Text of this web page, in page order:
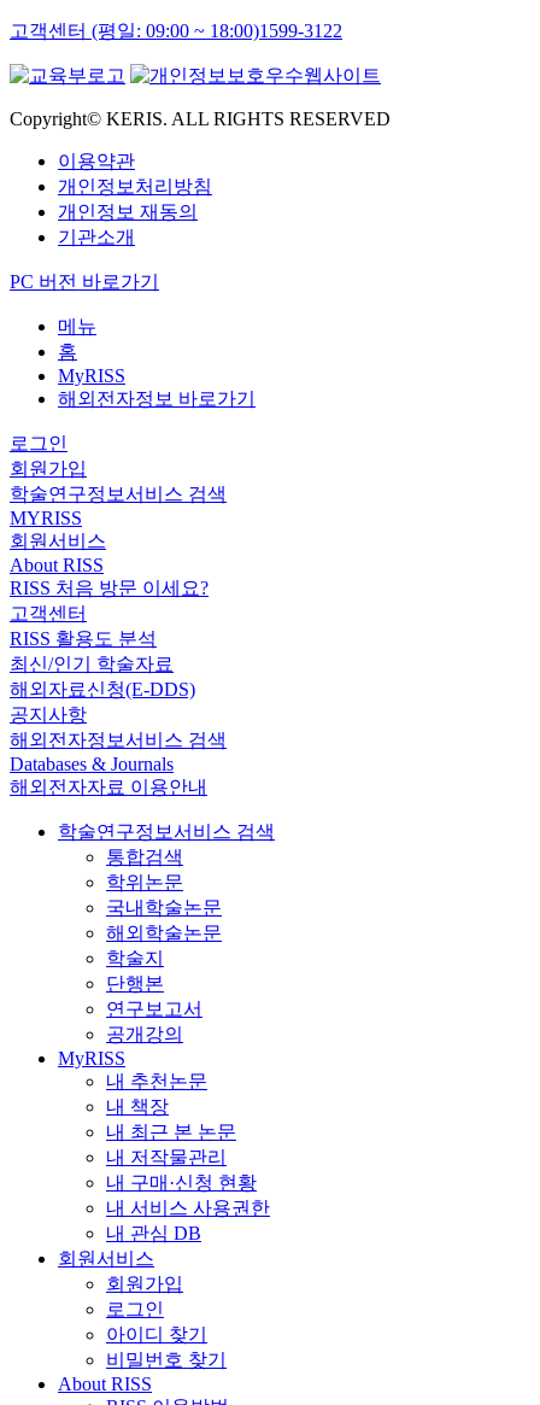
고객센터 (평일: 09:00 ~ 18:00)1599-3122
Copyright© KERIS. ALL RIGHTS RESERVED
이용약관
개인정보처리방침
개인정보 재동의
기관소개
PC 버전 바로가기
메뉴
홈
MyRISS
해외전자정보 바로가기
로그인
회원가입
학술연구정보서비스 검색
MYRISS
회원서비스
About RISS
RISS 처음 방문 이세요?
고객센터
RISS 활용도 분석
최신/인기 학술자료
해외자료신청(E-DDS)
공지사항
해외전자정보서비스 검색
Databases & Journals
해외전자자료 이용안내
학술연구정보서비스 검색
통합검색
학위논문
국내학술논문
해외학술논문
학술지
단행본
연구보고서
공개강의
MyRISS
내 추천논문
내 책장
내 최근 본 논문
내 저작물관리
내 구매·신청 현황
내 서비스 사용권한
내 관심 DB
회원서비스
회원가입
로그인
아이디 찾기
비밀번호 찾기
About RISS